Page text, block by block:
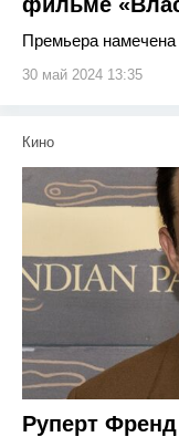
Премьера намечена
30 май 2024 13:35
Кино
Руперт